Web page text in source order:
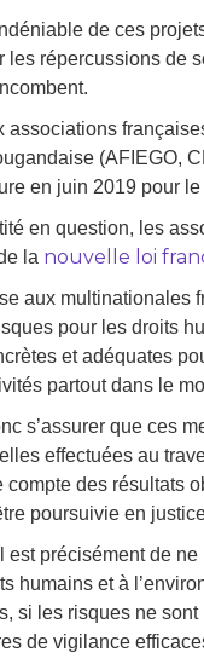
de ces
les répercussions de
associations
(AFIEGO,
en juin 2019 pour
en question, les
la nouvelle loi
aux multinationales
pour les droits
et adéquates
partout dans le
s’assurer que ces
effectuées au
compte des résultats
poursuivie en
est précisément de
humains et à
si les risques ne
de vigilance